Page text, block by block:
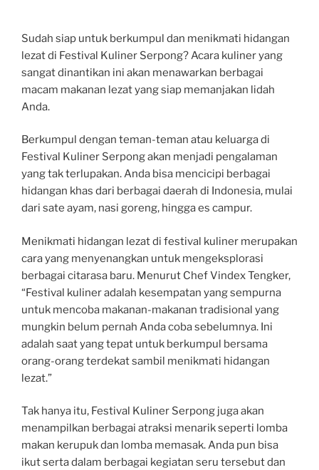
Sudah siap untuk berkumpul dan menikmati hidangan
lezat di Festival Kuliner Serpong? Acara kuliner yang
sangat dinantikan ini akan menawarkan berbagai
macam makanan lezat yang siap memanjakan lidah
Anda.
Berkumpul dengan teman-teman atau keluarga di
Festival Kuliner Serpong akan menjadi pengalaman
yang tak terlupakan. Anda bisa mencicipi berbagai
hidangan khas dari berbagai daerah di Indonesia, mulai
dari sate ayam, nasi goreng, hingga es campur.
Menikmati hidangan lezat di festival kuliner merupakan
cara yang menyenangkan untuk mengeksplorasi
berbagai citarasa baru. Menurut Chef Vindex Tengker,
“Festival kuliner adalah kesempatan yang sempurna
untuk mencoba makanan-makanan tradisional yang
mungkin belum pernah Anda coba sebelumnya. Ini
adalah saat yang tepat untuk berkumpul bersama
orang-orang terdekat sambil menikmati hidangan
lezat.”
Tak hanya itu, Festival Kuliner Serpong juga akan
menampilkan berbagai atraksi menarik seperti lomba
makan kerupuk dan lomba memasak. Anda pun bisa
ikut serta dalam berbagai kegiatan seru tersebut dan